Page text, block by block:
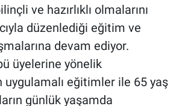
ve hazırlıklı olmalarını
düzenlediği eğitim ve
devam ediyor.
üyelerine yönelik
eğitimler ile 65 yaş
günlük yaşamda